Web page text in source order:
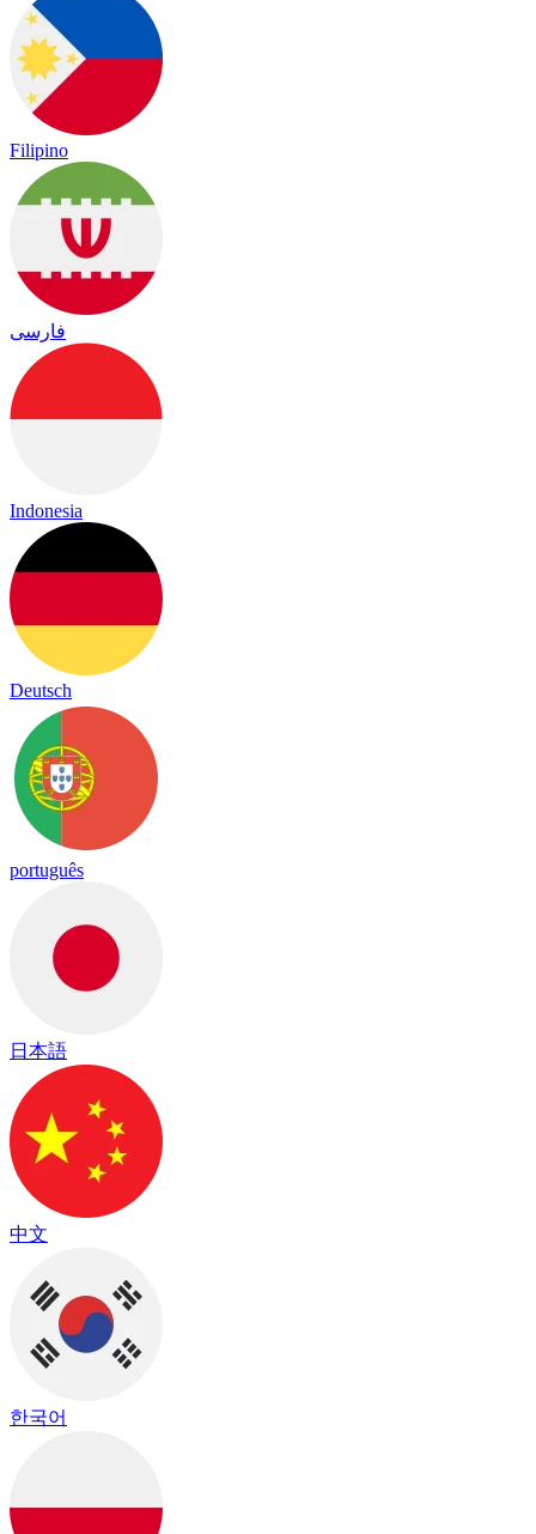
Filipino
فارسی
Indonesia
Deutsch
português
日本語
中文
한국어